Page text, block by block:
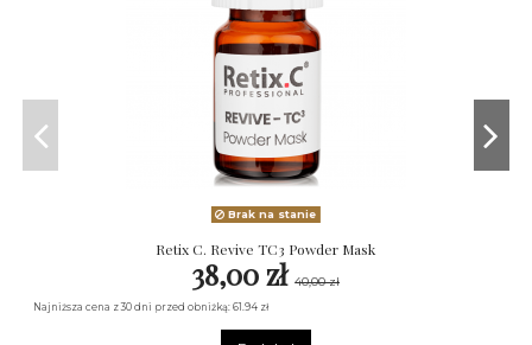
Brak na stanie
Retix C. Revive TC3 Powder Mask
38,00 zł40,00 zł
Najniższa cena z 30 dni przed obniżką: 61.94 zł